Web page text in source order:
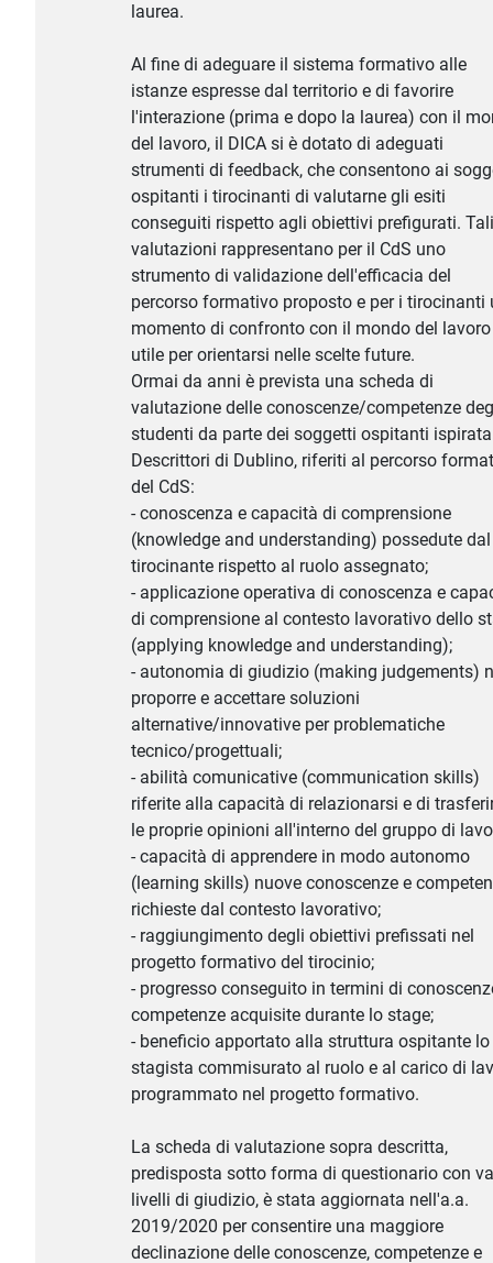
laurea.
Al fine di adeguare il sistema formativo alle
istanze espresse dal territorio e di favorire
l'interazione (prima e dopo la laurea) con il
del lavoro, il DICA si è dotato di adeguati
strumenti di feedback, che consentono ai
ospitanti i tirocinanti di valutarne gli esiti
conseguiti rispetto agli obiettivi prefigurati. Tali
valutazioni rappresentano per il CdS uno
strumento di validazione dell'efficacia del
percorso formativo proposto e per i tirocinanti
momento di confronto con il mondo del lavoro
utile per orientarsi nelle scelte future.
Ormai da anni è prevista una scheda di
valutazione delle conoscenze/competenze
studenti da parte dei soggetti ospitanti
Descrittori di Dublino, riferiti al percorso
del CdS:
- conoscenza e capacità di comprensione
(knowledge and understanding) possedute dal
tirocinante rispetto al ruolo assegnato;
- applicazione operativa di conoscenza e
di comprensione al contesto lavorativo dello
(applying knowledge and understanding);
- autonomia di giudizio (making judgements)
proporre e accettare soluzioni
alternative/innovative per problematiche
tecnico/progettuali;
- abilità comunicative (communication skills)
riferite alla capacità di relazionarsi e di
le proprie opinioni all'interno del gruppo di
- capacità di apprendere in modo autonomo
(learning skills) nuove conoscenze e
richieste dal contesto lavorativo;
- raggiungimento degli obiettivi prefissati nel
progetto formativo del tirocinio;
- progresso conseguito in termini di
competenze acquisite durante lo stage;
- beneficio apportato alla struttura ospitante lo
stagista commisurato al ruolo e al carico di
programmato nel progetto formativo.
La scheda di valutazione sopra descritta,
predisposta sotto forma di questionario con
livelli di giudizio, è stata aggiornata nell'a.a.
2019/2020 per consentire una maggiore
declinazione delle conoscenze, competenze e